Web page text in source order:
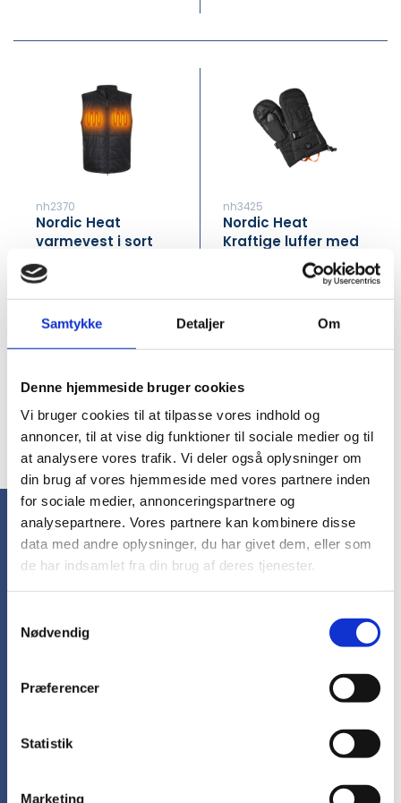
Samtykke Detaljer Om
Denne hjemmeside bruger cookies
Vi bruger cookies til at tilpasse vores indhold og
annoncer, til at vise dig funktioner til sociale medier og til
at analysere vores trafik. Vi deler også oplysninger om
din brug af vores hjemmeside med vores partnere inden
for sociale medier, annonceringspartnere og
analysepartnere. Vores partnere kan kombinere disse
data med andre oplysninger, du har givet dem, eller som
de har indsamlet fra din brug af deres tjenester.
Nødvendig
Præferencer
Statistik
Marketing
nh2370
Nordic Heat
varmevest i sort
quilt - Herre
DKK 1.596,00
DKK 1.995,00 inkl. moms
nh3425
Nordic Heat
Kraftige luffer med
DKK 1.596,00
DKK 1.995,00 inkl. moms
1 2
••• 1 ••• 20 ••• 24 20
FAQ - Arbejdstøj
Ofte stillede
spørgsmål
Hvilke typer arbejdstøj kan I få med
Hos SydDesign kan I få mange typer
veste, bukser, overalls, T-shirts, poloer,